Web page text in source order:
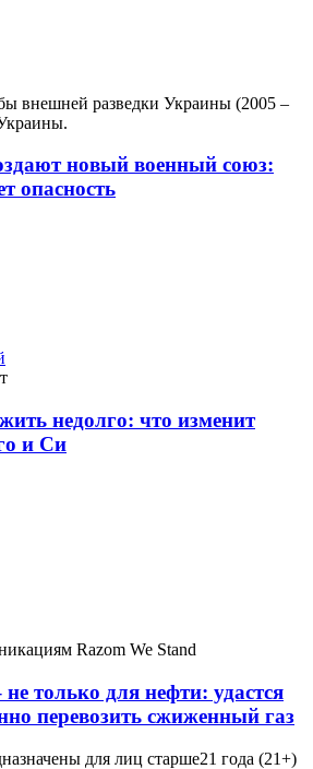
внешней разведки Украины (2005 –
новый военный союз:
опасность
недолго: что изменит
и Си
Razom We Stand
только для нефти: удастся
перевозить сжиженный газ
для лиц старше21 года (21+)